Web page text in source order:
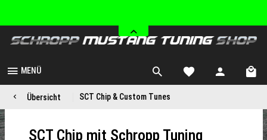
23.08.2026
Betriebsferien.
MENÜ
Übersicht SCT Chip & Custom Tunes
SCT Chip mit Schropp Tuning